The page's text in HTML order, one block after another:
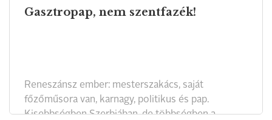
Gasztropap, nem szentfazék!
Reneszánsz ember: mesterszakács, saját
főzőműsora van, karnagy, politikus és pap.
Kisebbségben Szerbiában, de többségben a